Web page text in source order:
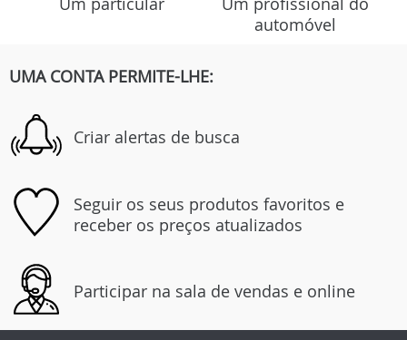
automóvel
UMA CONTA PERMITE-LHE:
Criar alertas de busca
Seguir os seus produtos favoritos e
receber os preços atualizados
Participar na sala de vendas e online